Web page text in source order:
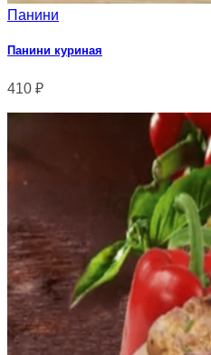
Панини
Панини куриная
410 ₽